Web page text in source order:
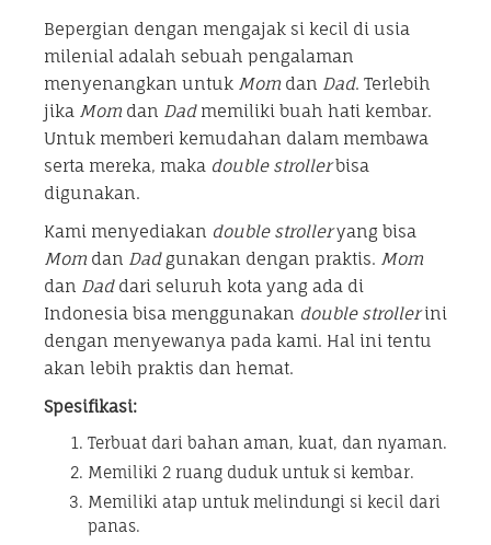
Bepergian dengan mengajak si kecil di usia
milenial adalah sebuah pengalaman
menyenangkan untuk Mom dan Dad. Terlebih
jika Mom dan Dadmemiliki buah hati kembar.
Untuk memberi kemudahan dalam membawa
serta mereka, maka double strollerbisa
digunakan.
Kami menyediakan double strolleryang bisa
Mom dan Dadgunakan dengan praktis. Mom
dan Daddari seluruh kota yang ada di
Indonesia bisa menggunakan double strollerini
dengan menyewanya pada kami. Hal ini tentu
akan lebih praktis dan hemat.
Spesifikasi:
Terbuat dari bahan aman, kuat, dan nyaman.
Memiliki 2 ruang duduk untuk si kembar.
Memiliki atap untuk melindungi si kecil dari
panas.